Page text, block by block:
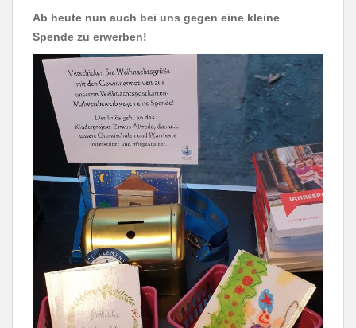
Ab heute nun auch bei uns gegen eine kleine
Spende zu erwerben!